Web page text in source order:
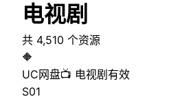
电视剧
共 4,510 个资源
🔶
UC网盘📺 电视剧 有效
S01